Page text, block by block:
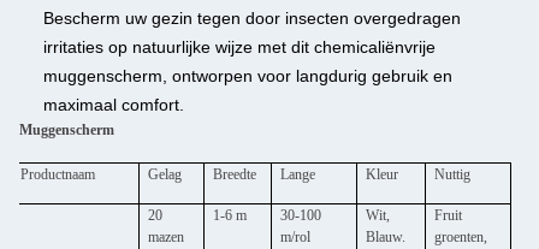
Bescherm uw gezin tegen door insecten overgedragen
irritaties op natuurlijke wijze met dit chemicaliënvrije
muggenscherm, ontworpen voor langdurig gebruik en
maximaal comfort.
Muggenscherm
Productnaam Gelag Breedte Lange Kleur Nuttig
20
mazen
1-6 m
30-100
m/rol
Wit,
Blauw.
Fruit
groenten,